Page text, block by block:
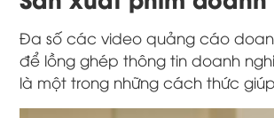
Đa số các video quảng cáo
để lồng ghép thông tin doanh
là một trong những cách thức